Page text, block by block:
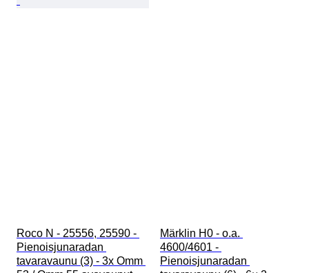
Roco N - 25556, 25590 -
Pienoisjunaradan
tavaravaunu (3) - 3x Omm
Märklin H0 - o.a.
4600/4601 -
Pienoisjunaradan